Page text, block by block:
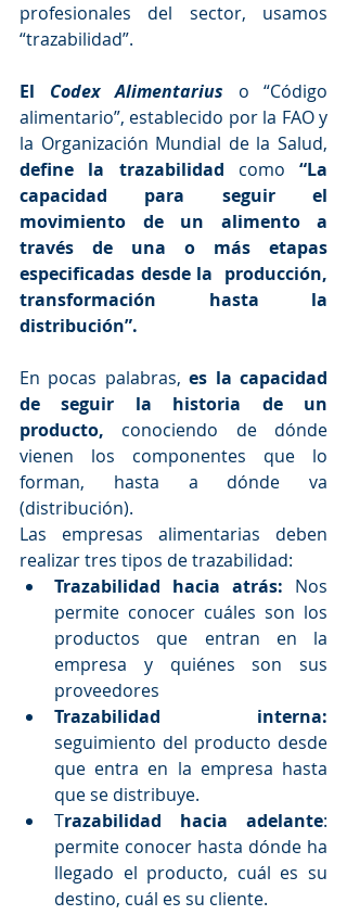
profesionales del sector, usamos
“trazabilidad”.
El Codex Alimentarius o “Código
alimentario”, establecido por la FAO y
define la trazabilidad como “La
capacidad para seguir el
movimiento de un alimento a
través de una o más etapas
especificadas desde la  producción,
transformación hasta la
distribución”.
En pocas palabras, es la capacidad
de seguir la historia de un
producto, conociendo de dónde
vienen los componentes que lo
forman, hasta a dónde va
(distribución).
Las empresas alimentarias deben
realizar tres tipos de trazabilidad:
Trazabilidad hacia atrás: Nos
permite conocer cuáles son los
productos que entran en la
empresa y quiénes son sus
proveedores
Trazabilidad interna:
seguimiento del producto desde
que entra en la empresa hasta
que se distribuye.
Trazabilidad hacia adelante:
permite conocer hasta dónde ha
llegado el producto, cuál es su
destino, cuál es su cliente.